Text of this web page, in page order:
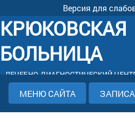
Версия для
КРЮКОВСКАЯ
БОЛЬНИЦА
ЛЕЧЕБНО-ДИАГНОСТИЧЕСКИЙ
КРЮКОВА»
МЕНЮ САЙТА